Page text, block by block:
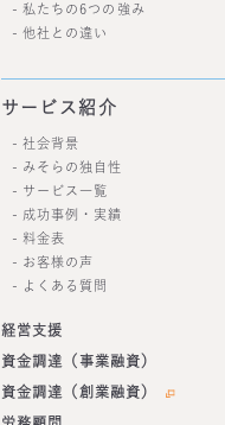
私たちの6つの強み
他社との違い
サービス紹介
社会背景
みそらの独自性
サービス一覧
成功事例・実績
料金表
お客様の声
よくある質問
経営支援
資金調達（事業融資）
資金調達（創業融資）